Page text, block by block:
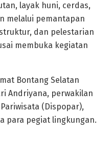
layak huni, cerdas,
melalui pemantapan
dan pelestarian
membuka kegiatan
Bontang Selatan
Andriyana, perwakilan
(Dispopar),
para pegiat lingkungan.